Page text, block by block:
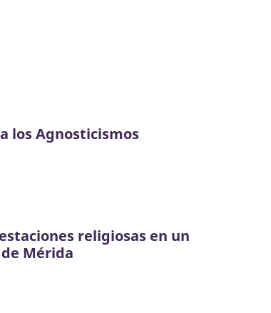
los Agnosticismos
religiosas en un
Mérida